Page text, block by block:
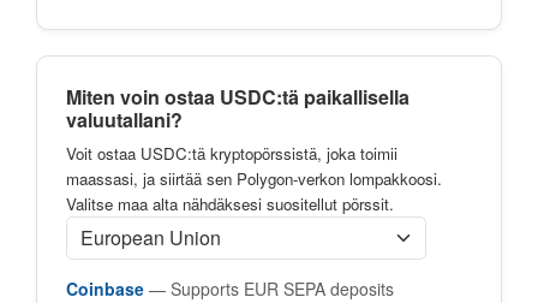
Miten voin ostaa USDC:tä paikallisella
valuutallani?
Voit ostaa USDC:tä kryptopörssistä, joka toimii
maassasi, ja siirtää sen Polygon-verkon lompakkoosi.
Valitse maa alta nähdäksesi suositellut pörssit.
Coinbase — Supports EUR SEPA deposits